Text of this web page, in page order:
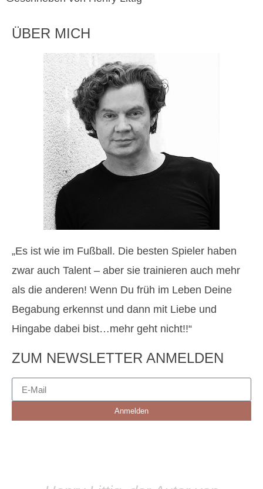
ÜBER MICH
„Es ist wie im Fußball. Die besten Spieler haben
zwar auch Talent – aber sie trainieren auch mehr
als die anderen! Wenn Du früh im Leben Deine
Begabung erkennst und dann mit Liebe und
Hingabe dabei bist…mehr geht nicht!!“
ZUM NEWSLETTER ANMELDEN
Anmelden